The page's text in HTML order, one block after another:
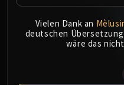
Dimensius,
MSV /
The
Gara'jal
Vielen Dank an
deutschen
wäre das